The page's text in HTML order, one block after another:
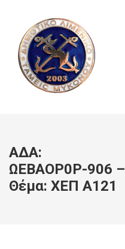
ΑΔΑ:
ΩΕΒΑΟΡ0Ρ-906 –
Θέμα: ΧΕΠ Α121